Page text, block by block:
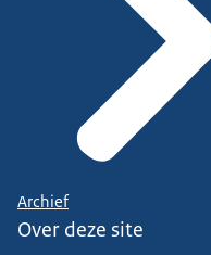
Archief
Over deze site